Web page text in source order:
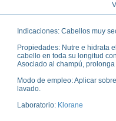
Indicaciones: Cabellos muy
Propiedades: Nutre e hidrata
cabello en toda su longitud
Asociado al champú,
Modo de empleo: Aplicar
lavado.
Laboratorio: Klorane